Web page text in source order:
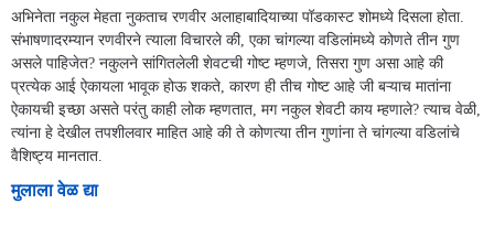
अभिनेता नकुल मेहता नुकताच रणवीर अलाहाबादियाच्या पॉडकास्ट शोमध्ये दिसला होता.
संभाषणादरम्यान रणवीरने त्याला विचारले की, एका चांगल्या वडिलांमध्ये कोणते तीन गुण
असले पाहिजेत? नकुलने सांगितलेली शेवटची गोष्ट म्हणजे, तिसरा गुण असा आहे की
प्रत्येक आई ऐकायला भावूक होऊ शकते, कारण ही तीच गोष्ट आहे जी बऱ्याच मातांना
ऐकायची इच्छा असते परंतु काही लोक म्हणतात, मग नकुल शेवटी काय म्हणाले? त्याच वेळी,
त्यांना हे देखील तपशीलवार माहित आहे की ते कोणत्या तीन गुणांना ते चांगल्या वडिलांचे
वैशिष्ट्य मानतात.
मुलाला वेळ द्या